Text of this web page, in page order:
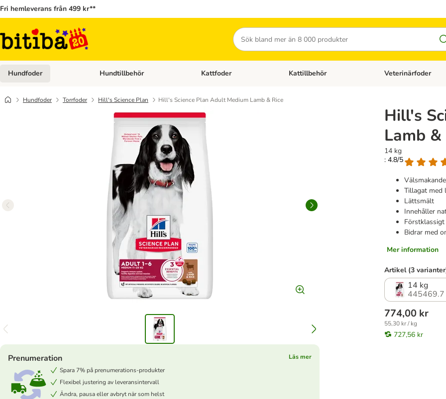
Fri hemleverans från 499 kr**
Sök
Hundfoder Open category menu: Hundfoder
Hundtillbehör Open category menu: Hundtillbehör
Kattfoder Open category menu: Kattfoder
Kattillbehör Open category menu:
Veterinärfoder
Hundfoder Torrfoder Hill's Science Plan Hill's Science Plan Adult Medium Lamb & Rice
Hill's
Lamb &
14 kg
: 4.8/5
Tillagat med
Lättsmält
Innehåller
Bidrar med
Mer information
Prenumeration
Läs mer
Spara 7% på prenumerations-produkter
Flexibel justering av leveransintervall
Ändra, pausa eller avbryt när som helst
Artikel (3
14 kg
445469.7
774,00 kr
55,30 kr / kg
727,56 kr